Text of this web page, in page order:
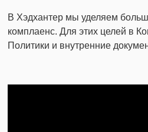
В Хэдхантер мы уделяем
комплаенс. Для этих целей в
Политики и внутренние